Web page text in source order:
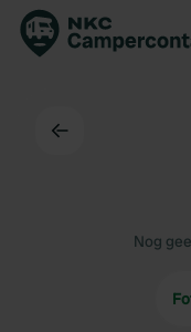
Nog